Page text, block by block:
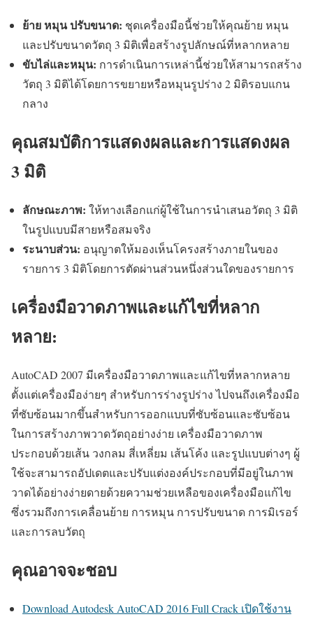
ย้าย หมุน ปรับขนาด: ชุดเครื่องมือนี้ช่วยให้คุณย้าย หมุน
และปรับขนาดวัตถุ 3 มิติเพื่อสร้างรูปลักษณ์ที่หลากหลาย
ขับไล่และหมุน: การดำเนินการเหล่านี้ช่วยให้สามารถสร้าง
วัตถุ 3 มิติได้โดยการขยายหรือหมุนรูปร่าง 2 มิติรอบแกน
กลาง
คุณสมบัติการแสดงผลและการแสดงผล
3 มิติ
ลักษณะภาพ: ให้ทางเลือกแก่ผู้ใช้ในการนำเสนอวัตถุ 3 มิติ
ในรูปแบบมีสายหรือสมจริง
ระนาบส่วน: อนุญาตให้มองเห็นโครงสร้างภายในของ
รายการ 3 มิติโดยการตัดผ่านส่วนหนึ่งส่วนใดของรายการ
เครื่องมือวาดภาพและแก้ไขที่หลาก
หลาย:
AutoCAD 2007 มีเครื่องมือวาดภาพและแก้ไขที่หลากหลาย
ตั้งแต่เครื่องมือง่ายๆ สำหรับการร่างรูปร่าง ไปจนถึงเครื่องมือ
ที่ซับซ้อนมากขึ้นสำหรับการออกแบบที่ซับซ้อนและซับซ้อน
ในการสร้างภาพวาดวัตถุอย่างง่าย เครื่องมือวาดภาพ
ประกอบด้วยเส้น วงกลม สี่เหลี่ยม เส้นโค้ง และรูปแบบต่างๆ ผู้
ใช้จะสามารถอัปเดตและปรับแต่งองค์ประกอบที่มีอยู่ในภาพ
วาดได้อย่างง่ายดายด้วยความช่วยเหลือของเครื่องมือแก้ไข
ซึ่งรวมถึงการเคลื่อนย้าย การหมุน การปรับขนาด การมิเรอร์
และการลบวัตถุ
คุณอาจจะชอบ
Download Autodesk AutoCAD 2016 Full Crack เปิดใช้งาน